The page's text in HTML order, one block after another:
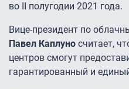
во II полугодии 2021 года.
Вице-президент по
Павел Каплуно считает,
центров смогут
гарантированный и